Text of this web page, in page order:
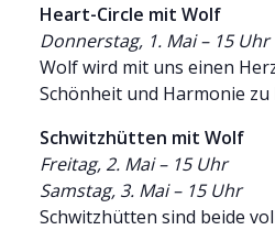
Heart-Circle mit Wolf
Donnerstag, 1. Mai – 15 Uhr
Wolf wird mit uns einen
Schönheit und Harmonie
Schwitzhütten mit Wolf
Freitag, 2. Mai – 15 Uhr
Samstag, 3. Mai – 15 Uhr
Schwitzhütten sind beide